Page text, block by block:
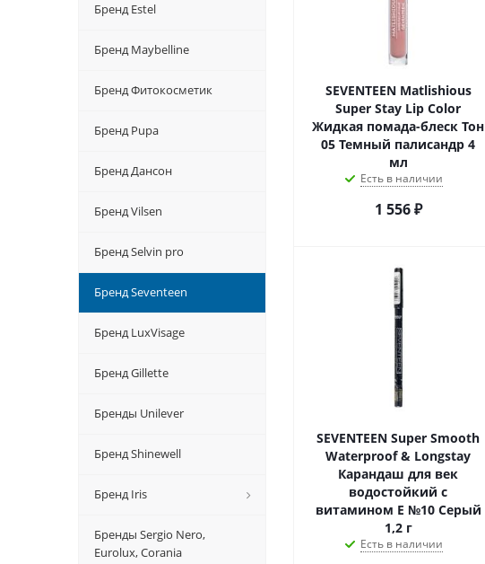
SEVENTEEN Matlishious
Super Stay Lip Color
Жидкая помада-блеск Тон
05 Темный палисандр 4
мл
Есть в наличии
1 556₽
SEVENTEEN Super Smooth
Waterproof & Longstay
Карандаш для век
водостойкий с
витамином Е №10 Серый
1,2 г
Есть в наличии
Бренд Estel
Бренд Maybelline
Бренд Фитокосметик
Бренд Pupa
Бренд Дансон
Бренд Vilsen
Бренд Selvin pro
Бренд Seventeen
Бренд LuxVisage
Бренд Gillette
Бренды Unilever
Бренд Shinewell
Бренд Iris
Бренды Sergio Nero,
Eurolux, Corania